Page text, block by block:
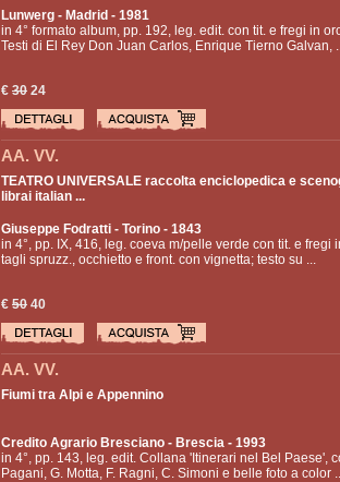
Lunwerg - Madrid - 1981
in 4° formato album, pp. 192, leg. edit. con tit. e fregi in
Testi di El Rey Don Juan Carlos, Enrique Tierno Galvan,
€ 30 24
AA. VV.
TEATRO UNIVERSALE raccolta enciclopedica e
librai italian ...
Giuseppe Fodratti - Torino - 1843
in 4°, pp. IX, 416, leg. coeva m/pelle verde con tit. e fregi
tagli spruzz., occhietto e front. con vignetta; testo su ...
€ 50 40
AA. VV.
Fiumi tra Alpi e Appennino
Credito Agrario Bresciano - Brescia - 1993
in 4°, pp. 143, leg. edit. Collana 'Itinerari nel Bel Paese',
Pagani, G. Motta, F. Ragni, C. Simoni e belle foto a color